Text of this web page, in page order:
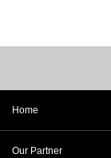
Home
Our Partner